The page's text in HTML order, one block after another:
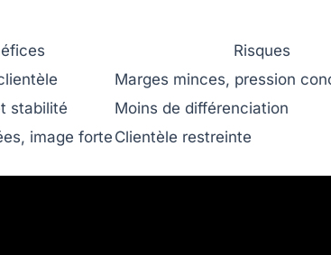
Risques
Marges minces, pression
stabilité
Moins de différenciation
image forteClientèle restreinte